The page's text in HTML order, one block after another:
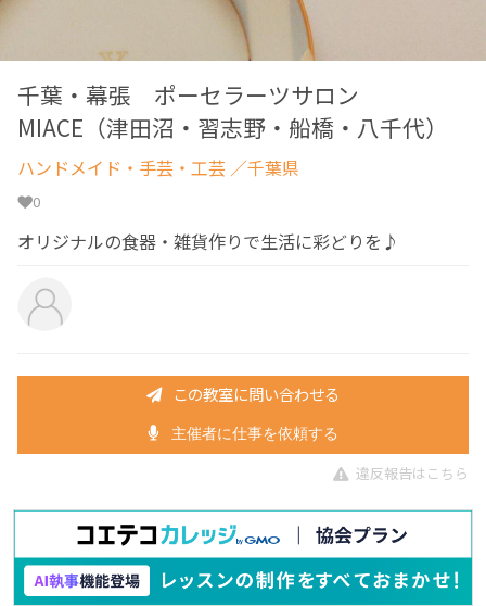
千葉・幕張 ポーセラーツサロン
MIACE（津田沼・習志野・船橋・八千代）
ハンドメイド・手芸・工芸 ／千葉県
0
オリジナルの食器・雑貨作りで生活に彩どりを♪
この教室に問い合わせる
主催者に仕事を依頼する
違反報告はこちら